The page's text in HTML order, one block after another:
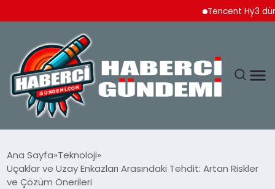
Tencent Hy3 dünya
YAŞAM
Ana Sayfa Teknoloji
Uçaklar ve Uzay Enkazları Arasındaki Tehdit: Artan Riskler
ve Çözüm Önerileri